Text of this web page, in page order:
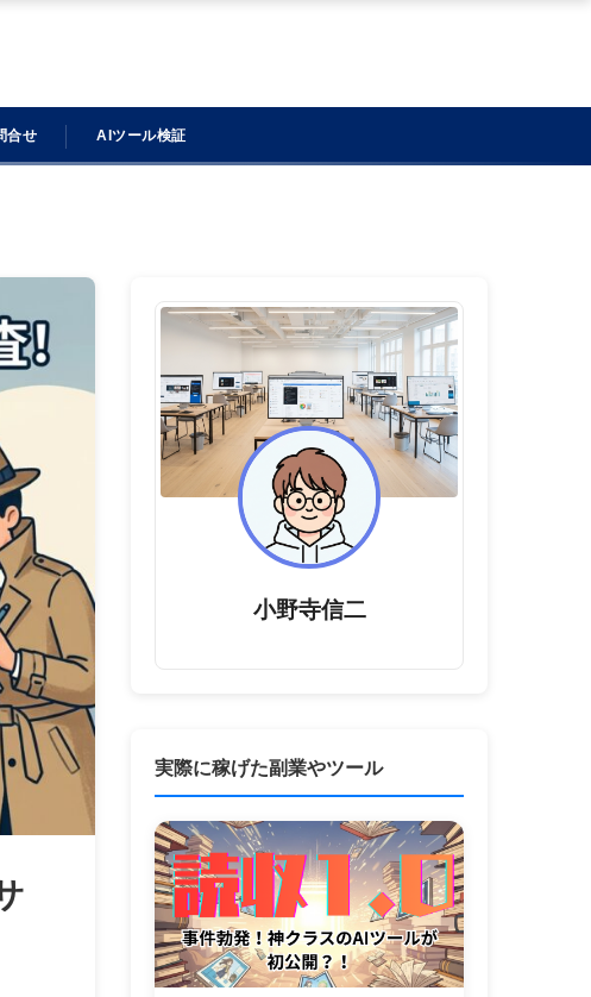
合せ AIツール検証
小野寺信二
実際に稼げた副業やツール